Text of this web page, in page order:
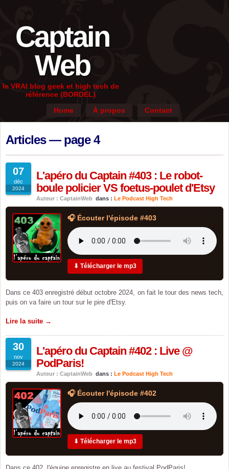
Captain
Web
le VRAI blog geek et high tech de
référence (BORDEL)
Home
À propos Contact
Articles — page 4
07
déc
2024
L'apéro du Captain #403 : Le robot-
boule policier VS foetus-poulet d'Etsy
Auteur : CaptainWeb dans : Le Podcast High Tech
🎧 Écouter l'épisode #403
⬇ Télécharger le mp3
Dans ce 403 enregistré début octobre 2024, on fait le tour des news tech,
puis on va faire un tour sur le pire d'Etsy.
Lire la suite →
30
nov
2024
L'apéro du Captain #402 : Live @
PodParis!
Auteur : CaptainWeb dans : Le Podcast High Tech
🎧 Écouter l'épisode #402
⬇ Télécharger le mp3